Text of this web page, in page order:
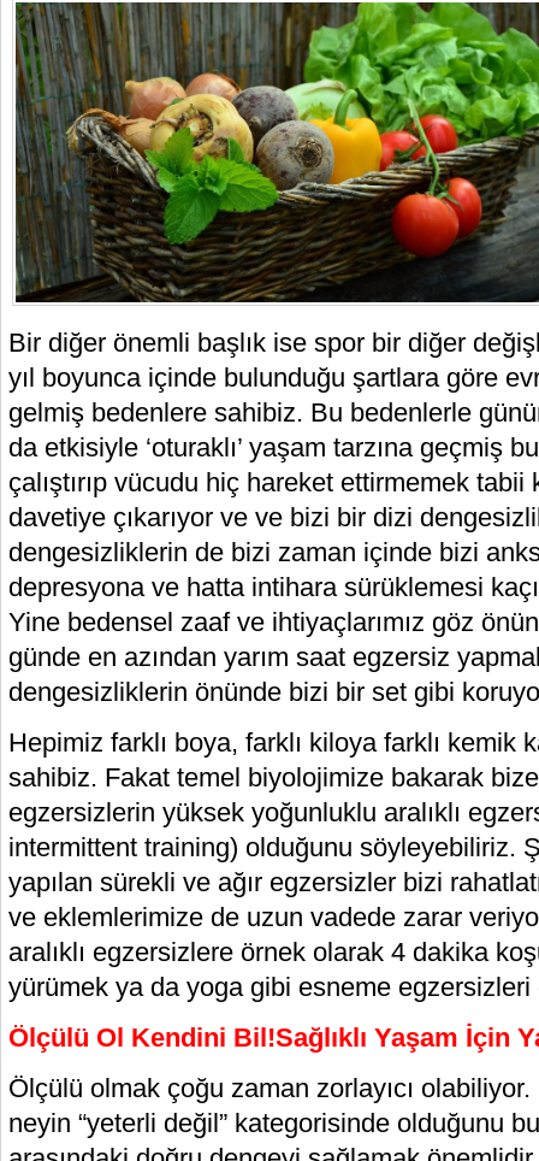
Bir diğer önemli başlık ise spor bir diğer
yıl boyunca içinde bulunduğu şartlara göre
gelmiş bedenlere sahibiz. Bu bedenlerle
da etkisiyle ‘oturaklı’ yaşam tarzına geçmiş
çalıştırıp vücudu hiç hareket ettirmemek tabii
davetiye çıkarıyor ve ve bizi bir dizi
dengesizliklerin de bizi zaman içinde bizi
depresyona ve hatta intihara sürüklemesi
Yine bedensel zaaf ve ihtiyaçlarımız göz
günde en azından yarım saat egzersiz
dengesizliklerin önünde bizi bir set gibi
Hepimiz farklı boya, farklı kiloya farklı kemik
sahibiz. Fakat temel biyolojimize bakarak
egzersizlerin yüksek yoğunluklu aralıklı
intermittent training) olduğunu söyleyebiliriz.
yapılan sürekli ve ağır egzersizler bizi
ve eklemlerimize de uzun vadede zarar
aralıklı egzersizlere örnek olarak 4 dakika
yürümek ya da yoga gibi esneme
Ölçülü Ol Kendini Bil!Sağlıklı Yaşam İçin
Ölçülü olmak çoğu zaman zorlayıcı olabiliyor.
neyin “yeterli değil” kategorisinde olduğunu